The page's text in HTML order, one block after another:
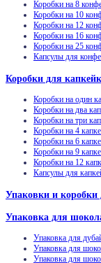
Коробки на 8
Коробки на 10
Коробки на 12
Коробки на 16
Коробки на 25
Капсулы для
Коробки для
Коробки на один
Коробки на два
Коробки на три
Коробки на 4
Коробки на 6
Коробки на 9
Коробки на 12
Капсулы для
Упаковки и коробки
Упаковка для
Упаковка для
Упаковка для
Упаковка для